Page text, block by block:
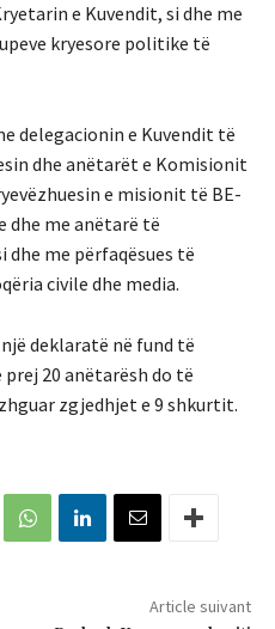
e Kuvendit, si dhe me
kryesore politike të
delegacionin e Kuvendit të
dhe anëtarët e Komisionit
e misionit të BE-
dhe me anëtarë të
dhe me përfaqësues të
civile dhe media.
deklaratë në fund të
20 anëtarësh do të
zgjedhjet e 9 shkurtit.
Article suivant